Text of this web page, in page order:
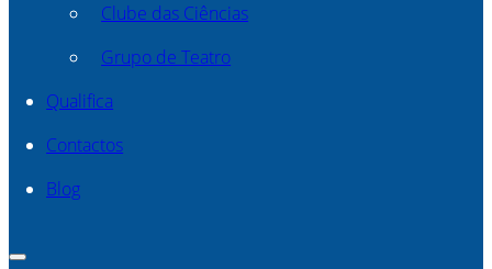
Clube das Ciências
Grupo de Teatro
Qualifica
Contactos
Blog